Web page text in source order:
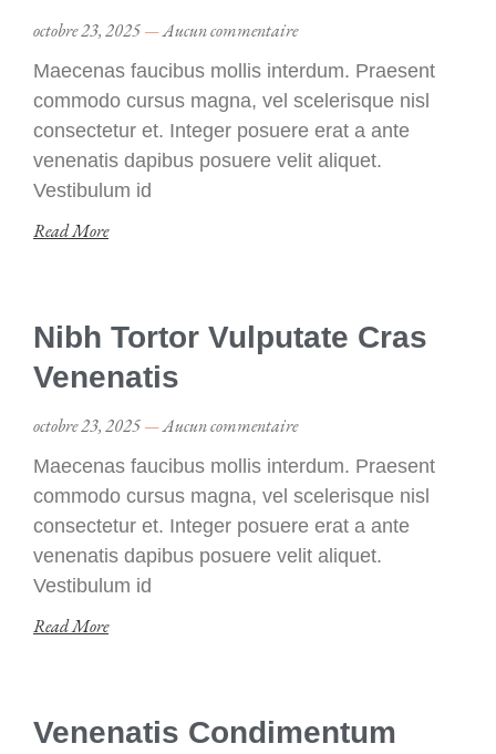
octobre 23, 2025 Aucun commentaire
Maecenas faucibus mollis interdum. Praesent
commodo cursus magna, vel scelerisque nisl
consectetur et. Integer posuere erat a ante
venenatis dapibus posuere velit aliquet.
Vestibulum id
Read More
Nibh Tortor Vulputate Cras
Venenatis
octobre 23, 2025 Aucun commentaire
Maecenas faucibus mollis interdum. Praesent
commodo cursus magna, vel scelerisque nisl
consectetur et. Integer posuere erat a ante
venenatis dapibus posuere velit aliquet.
Vestibulum id
Read More
Venenatis Condimentum